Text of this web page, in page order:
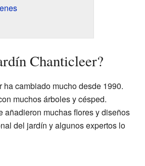
Chanticleer?
ha cambiado mucho desde 1990.
muchos árboles y césped.
añadieron muchas flores y diseños
del jardín y algunos expertos lo